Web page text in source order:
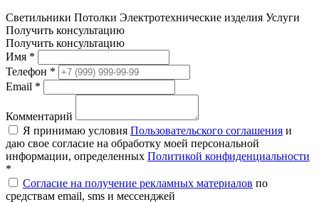
Светильники Потолки Электротехнические изделия Услуги
Получить консультацию
Получить консультацию
Имя *
Телефон *
Email *
Комментарий
Я принимаю условия Пользовательского соглашения и
даю свое согласие на обработку моей персональной
информации, определенных Политикой конфиденциальности
*
Согласие на получение рекламных материалов по
средствам email, sms и мессенджей